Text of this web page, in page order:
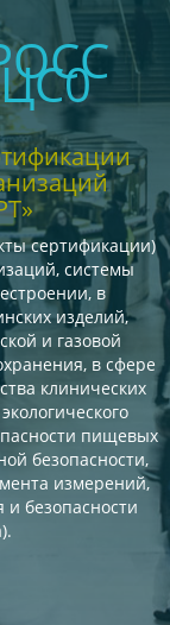
сертификации)
системы
в
изделий,
и газовой
в сфере
клинических
пищевых
безопасности,
измерений,
безопасности